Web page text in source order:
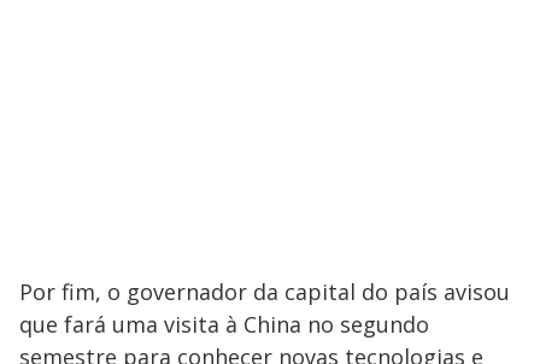
Por fim, o governador da capital do país avisou
que fará uma visita à China no segundo
semestre para conhecer novas tecnologias e